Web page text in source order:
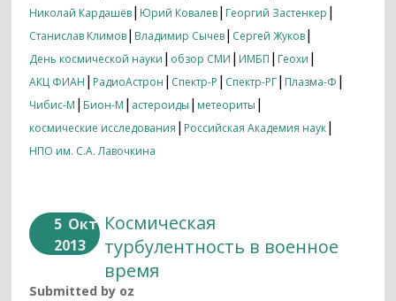
Николай Кардашёв| Юрий Ковалев| Георгий Застенкер |
Станислав Климов| Владимир Сычев| Сергей Жуков|
День космической науки | обзор СМИ | ИМБП | Геохи |
АКЦ ФИАН | РадиоАстрон | Спектр-Р | Спектр-РГ| Плазма-Ф |
Чибис-М | Бион-М | астероиды | метеориты |
космические исследования | Российская Академия наук|
НПО им. С.А. Лавочкина
5 Окт
2013
Космическая
турбулентность в военное
время
Submitted by oz